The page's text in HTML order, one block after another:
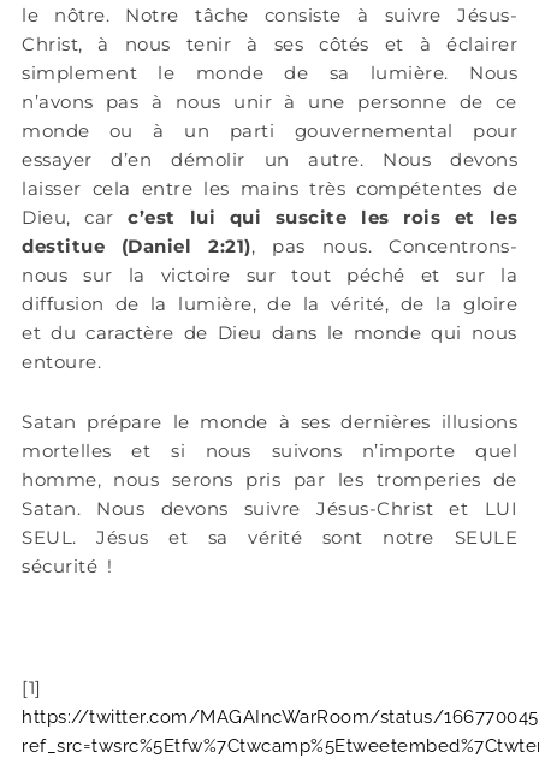
le nôtre. Notre tâche consiste à suivre Jésus-
Christ, à nous tenir à ses côtés et à éclairer
simplement le monde de sa lumière. Nous
n’avons pas à nous unir à une personne de ce
monde ou à un parti gouvernemental pour
essayer d’en démolir un autre. Nous devons
laisser cela entre les mains très compétentes de
Dieu, carc’est lui qui suscite les rois et les
destitue (Daniel 2:21), pas nous. Concentrons-
nous sur la victoire sur tout péché et sur la
diffusion de la lumière, de la vérité, de la gloire
et du caractère de Dieu dans le monde qui nous
entoure.
Satan prépare le monde à ses dernières illusions
mortelles et si nous suivons n’importe quel
homme, nous serons pris par les tromperies de
Satan. Nous devons suivre Jésus-Christ et LUI
SEUL. Jésus et sa vérité sont notre SEULE
sécurité !
[1]
https://twitter.com/MAGAIncWarRoom/status/